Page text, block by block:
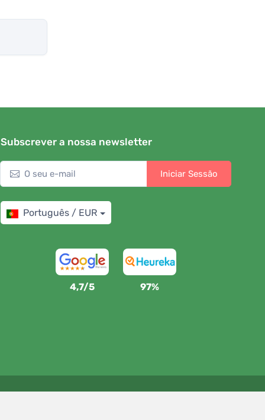
Subscrever a nossa newsletter
Iniciar Sessão
Português / EUR
4,7/5 97%